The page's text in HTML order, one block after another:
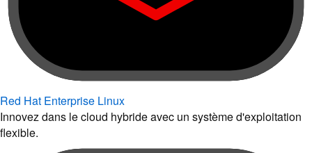
Red Hat Enterprise Linux
Innovez dans le cloud hybride avec un système d'exploitation
flexible.